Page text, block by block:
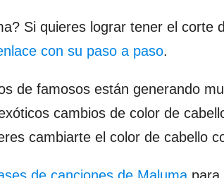
Si quieres lograr tener el corte
con su paso a paso.
de famosos están generando
cambios de color de
cambiarte el color de cabello